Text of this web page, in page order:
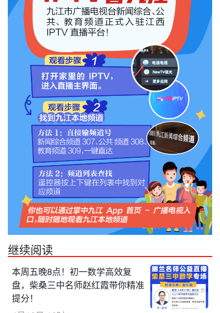
继续阅读
本周五晚8点！初一数学高效复
盘，柴桑三中名师赵红霞带你精准
提分！